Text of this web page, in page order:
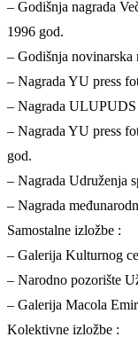
– Godišnja nagrada
1996 god.
– Godišnja novinarska
– Nagrada YU press
– Nagrada
– Nagrada YU press
god.
– Nagrada Udruženja
– Nagrada
Samostalne izložbe :
– Galerija Kulturnog
– Narodno pozorište
– Galerija Macola
Kolektivne izložbe :